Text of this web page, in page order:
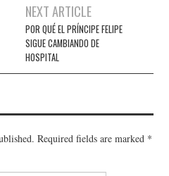
NEXT ARTICLE
POR QUÉ EL PRÍNCIPE FELIPE
SIGUE CAMBIANDO DE
HOSPITAL
Required fields are marked *